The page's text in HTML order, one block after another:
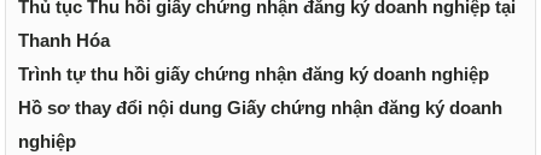
Thủ tục Thu hồi giấy chứng nhận đăng ký doanh nghiệp tại
Thanh Hóa
Trình tự thu hồi giấy chứng nhận đăng ký doanh nghiệp
Hồ sơ thay đổi nội dung Giấy chứng nhận đăng ký doanh
nghiệp